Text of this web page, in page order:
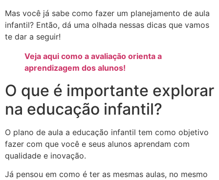
Mas você já sabe como fazer um planejamento de aula
infantil? Então, dá uma olhada nessas dicas que vamos
te dar a seguir!
Veja aqui como a avaliação orienta a
aprendizagem dos alunos!
O que é importante explorar
na educação infantil?
O plano de aula a educação infantil tem como objetivo
fazer com que você e seus alunos aprendam com
qualidade e inovação.
Já pensou em como é ter as mesmas aulas, no mesmo